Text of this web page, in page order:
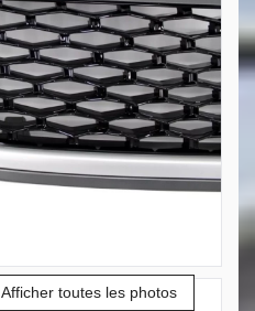
Afficher toutes les photos